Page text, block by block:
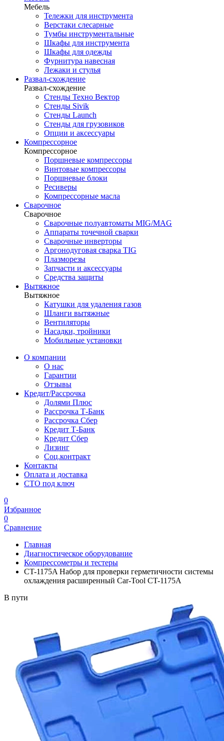
Мебель
Тележки для инструмента
Верстаки слесарные
Тумбы инструментальные
Шкафы для инструмента
Шкафы для одежды
Фурнитура навесная
Лежаки и стулья
Развал-схождение
Развал-схождение
Стенды Техно Вектор
Стенды Sivik
Стенды Launch
Стенды для грузовиков
Опции и аксессуары
Компрессорное
Компрессорное
Поршневые компрессоры
Винтовые компрессоры
Поршневые блоки
Ресиверы
Компрессорные масла
Сварочное
Сварочное
Сварочные полуавтоматы MIG/MAG
Аппараты точечной сварки
Сварочные инверторы
Аргонодуговая сварка TIG
Плазморезы
Запчасти и аксессуары
Средства защиты
Вытяжное
Вытяжное
Катушки для удаления газов
Шланги вытяжные
Вентиляторы
Насадки, тройники
Мобильные установки
О компании
О нас
Гарантии
Отзывы
Кредит/Рассрочка
Долями Плюс
Рассрочка Т-Банк
Рассрочка Сбер
Кредит Т-Банк
Кредит Сбер
Лизинг
Соц.контракт
Контакты
Оплата и доставка
СТО под ключ
0
Избранное
0
Сравнение
Главная
Диагностическое оборудование
Компрессометры и тестеры
CT-1175A Набор для проверки герметичности системы
охлаждения расширенный Car-Tool CT-1175A
В пути